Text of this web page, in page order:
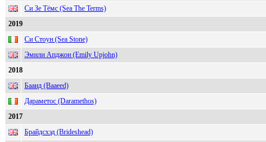
Си Зе Тёмс (Sea The Terms)
2019
Си Стоун (Sea Stone)
Эмили Апджон (Emily Upjohn)
2018
Бааид (Baaeed)
Дараметос (Daramethos)
2017
Брайдсхэд (Brideshead)